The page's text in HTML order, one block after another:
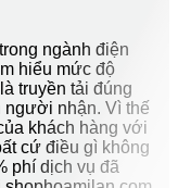
ngành điện
hiểu mức độ
truyền tải đúng
người nhận. Vì thế
khách hàng với
cứ điều gì không
phí dịch vụ đã